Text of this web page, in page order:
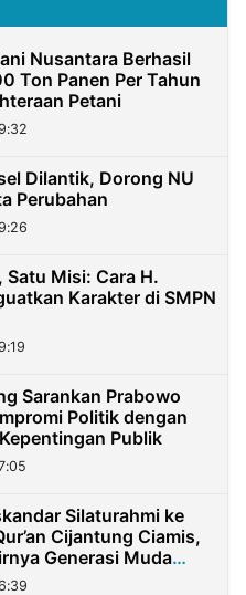
Nusantara Berhasil
Ton Panen Per Tahun
Petani
Dilantik, Dorong NU
Perubahan
Satu Misi: Cara H.
Karakter di SMPN
Sarankan Prabowo
Politik dengan
Publik
Silaturahmi ke
Cijantung Ciamis,
Generasi Muda